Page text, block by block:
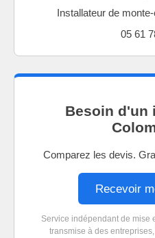
Installateur de
05 61
Besoin d'un
Comparez les devis.
Recevoir
Service indépendant de mise
transmise à des